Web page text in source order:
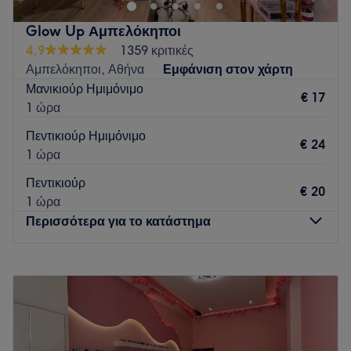
Glow Up Αμπελόκηποι
4,9
1359 κριτικές
Αμπελόκηποι, Αθήνα
Εμφάνιση στον χάρτη
Μανικιούρ Ημιμόνιμο
1 ώρα
€ 17
Πεντικιούρ Ημιμόνιμο
1 ώρα
€ 24
Πεντικιούρ
1 ώρα
€ 20
Περισσότερα για το κατάστημα
20:00
Τετάρτη
10:00–20:00
Πέμπτη